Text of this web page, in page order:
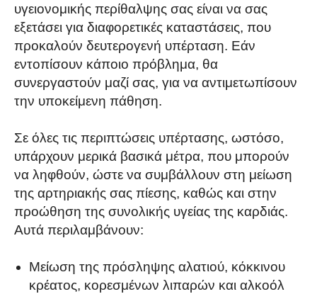
υγειονομικής περίθαλψης σας είναι να σας
εξετάσει για διαφορετικές καταστάσεις, που
προκαλούν δευτερογενή υπέρταση. Εάν
εντοπίσουν κάποιο πρόβλημα, θα
συνεργαστούν μαζί σας, για να αντιμετωπίσουν
την υποκείμενη πάθηση.
Σε όλες τις περιπτώσεις υπέρτασης, ωστόσο,
υπάρχουν μερικά βασικά μέτρα, που μπορούν
να ληφθούν, ώστε να συμβάλλουν στη μείωση
της αρτηριακής σας πίεσης, καθώς και στην
προώθηση της συνολικής υγείας της καρδιάς.
Αυτά περιλαμβάνουν:
Μείωση της πρόσληψης αλατιού, κόκκινου
κρέατος, κορεσμένων λιπαρών και αλκοόλ